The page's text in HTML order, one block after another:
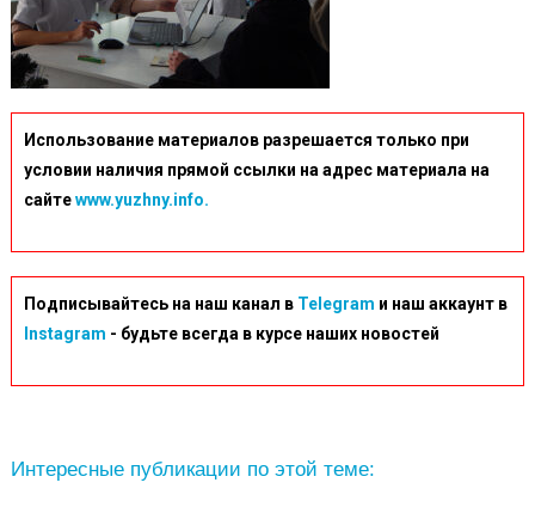
Использование материалов разрешается только при
условии наличия прямой ссылки на адрес материала на
сайтеwww.yuzhny.info.
Подписывайтесь на наш канал в Telegram и наш аккаунт в
Instagram - будьте всегда в курсе наших новостей
Интересные публикации по этой теме: